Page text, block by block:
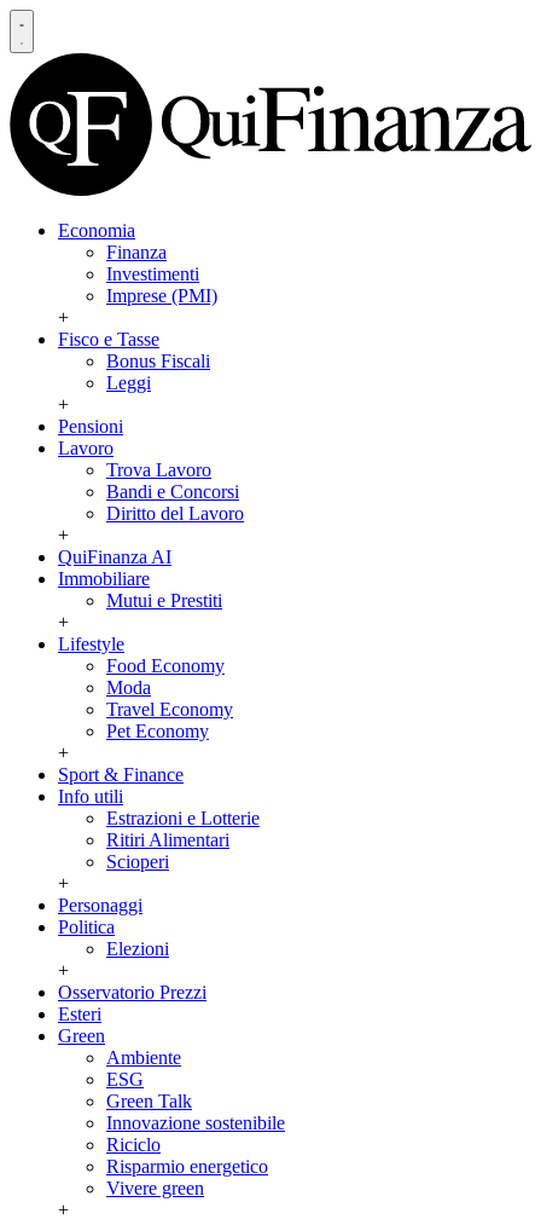
Economia
Finanza
Investimenti
Imprese (PMI)
+
Fisco e Tasse
Bonus Fiscali
Leggi
+
Pensioni
Lavoro
Trova Lavoro
Bandi e Concorsi
Diritto del Lavoro
+
QuiFinanza AI
Immobiliare
Mutui e Prestiti
+
Lifestyle
Food Economy
Moda
Travel Economy
Pet Economy
+
Sport & Finance
Info utili
Estrazioni e Lotterie
Ritiri Alimentari
Scioperi
+
Personaggi
Politica
Elezioni
+
Osservatorio Prezzi
Esteri
Green
Ambiente
ESG
Green Talk
Innovazione sostenibile
Riciclo
Risparmio energetico
Vivere green
+